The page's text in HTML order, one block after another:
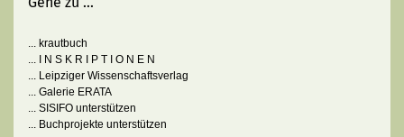
... krautbuch
... I N S K R I P T I O N E N
... Leipziger Wissenschaftsverlag
... Galerie ERATA
... SISIFO unterstützen
... Buchprojekte unterstützen